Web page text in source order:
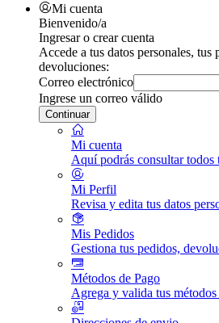
Mi cuenta
Bienvenido/a
Ingresar o crear cuenta
Accede a tus datos personales, tus
devoluciones:
Correo electrónico
Ingrese un correo válido
Continuar
Mi cuenta
Aquí podrás consultar todos
Mi Perfil
Revisa y edita tus datos
Mis Pedidos
Gestiona tus pedidos,
Métodos de Pago
Agrega y valida tus métodos